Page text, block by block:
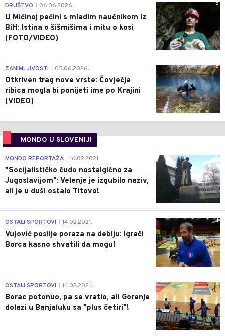
0
DRUŠTVO 06.06.2026.
U Mićinoj pećini s mladim naučnikom iz
BiH: Istina o šišmišima i mitu o kosi
(FOTO/VIDEO)
0
ZANIMLJIVOSTI 05.06.2026.
Otkriven trag nove vrste: Čovječja
ribica mogla bi ponijeti ime po Krajini
(VIDEO)
MONDO U SLOVENIJI
4
MONDO REPORTAŽA 16.02.2021.
"Socijalističko čudo nostalgično za
Jugoslavijom": Velenje je izgubilo naziv,
ali je u duši ostalo Titovo!
1
OSTALI SPORTOVI 14.02.2021.
Vujović poslije poraza na debiju: Igrači
Borca kasno shvatili da mogu!
3
OSTALI SPORTOVI 14.02.2021.
Borac potonuo, pa se vratio, ali Gorenje
dolazi u Banjaluku sa "plus četiri"!